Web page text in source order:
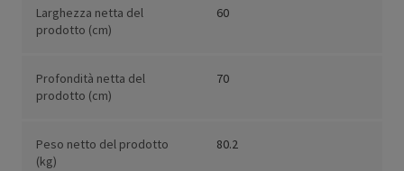
Larghezza netta del
prodotto (cm)
60
Profondità netta del
prodotto (cm)
70
Peso netto del prodotto
(kg)
80.2